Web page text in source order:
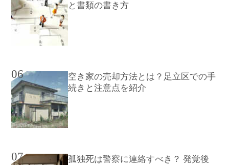
と書類の書き方
06
空き家の売却方法とは？足立区での手
続きと注意点を紹介
07
孤独死は警察に連絡すべき？ 発覚後